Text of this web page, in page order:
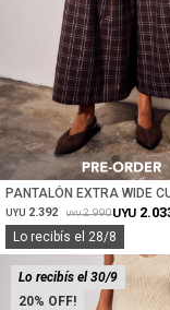
Talle
PANTALÓN EXTRA WIDE
- MARINO
UYU 2.392 UYU 2.990UYU
Lo recibís el 28/8
20
Lo recibís el 30/9